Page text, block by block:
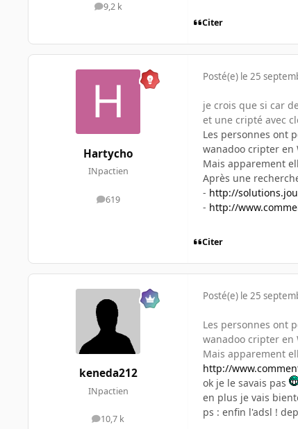
9,2 k
messages
Citer
Hartycho
INpactien
619
messages
Posté(e) le 25
je crois que si car
et une cripté avec
Les personnes ont
wanadoo cripter en
Mais apparement
Après une
- http://
- http://
Citer
keneda212
INpactien
10,7 k
messages
Posté(e) le 25
Les personnes ont
wanadoo cripter en
Mais apparement
http://
ok je le savais pas
en plus je vais
ps : enfin l'adsl !